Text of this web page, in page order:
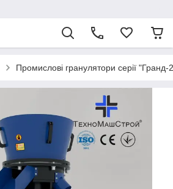
Промислові гранулятори серії